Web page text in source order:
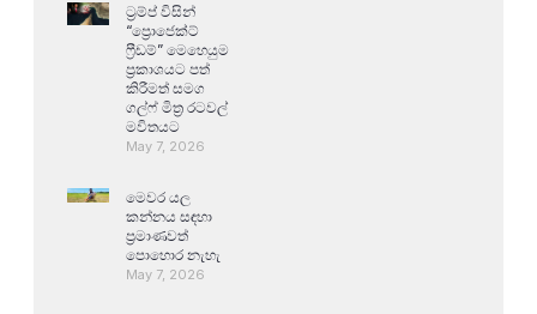
ට්‍රම්ප් විසින්
“ප්‍රොජෙක්ට්
ෆ්‍රීඩම්” මෙහෙයුම
ප්‍රකාශයට පත්
කිරීමත් සමග
ගල්ෆ් මිත්‍ර රටවල්
මවිතයට
May 7, 2026
මෙවර යල
කන්නය සඳහා
ප්‍රමාණවත්
පොහොර නැහැ
May 7, 2026